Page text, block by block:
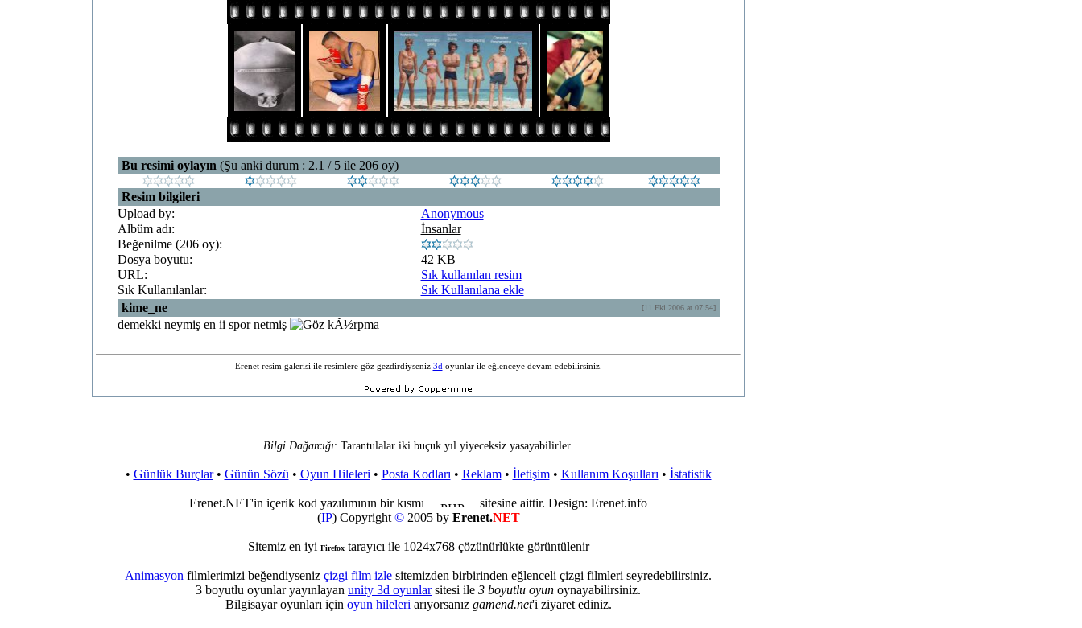
Bu resimi oylayın (Şu anki durum : 2.1 / 5 ile 206 oy)
Resim bilgileri
Upload by:
Anonymous
Albüm adı:
İnsanlar
Beğenilme (206 oy):
Dosya boyutu:
42 KB
URL:
Sık kullanılan resim
Sık Kullanılanlar:
Sık Kullanılana ekle
kime_ne
[11 Eki 2006 at 07:54]
demekki neymiş en ii spor netmiş
Erenet resim galerisi ile resimlere göz gezdirdiyseniz 3d oyunlar ile eğlenceye devam edebilirsiniz.
Bilgi Dağarcığı: Tarantulalar iki buçuk yıl yiyeceksiz yasayabilirler.
• Günlük Burçlar• Günün Sözü • Oyun Hileleri • Posta Kodları • Reklam• İletişim• Kullanım Koşulları • İstatistik
Erenet.NET'in içerik kod yazılımının bir kısmı
sitesine aittir. Design: Erenet.info
(IP) Copyright ©2005 by Erenet.NET
Sitemiz en iyi Firefoxtarayıcı ile 1024x768 çözünürlükte görüntülenir
Animasyon filmlerimizi beğendiyseniz çizgi film izle sitemizden birbirinden eğlenceli çizgi filmleri seyredebilirsiniz.
3 boyutlu oyunlar yayınlayan unity 3d oyunlarsitesi ile 3 boyutlu oyun oynayabilirsiniz.
Bilgisayar oyunları için oyun hileleri arıyorsanız gamend.net'i ziyaret ediniz.